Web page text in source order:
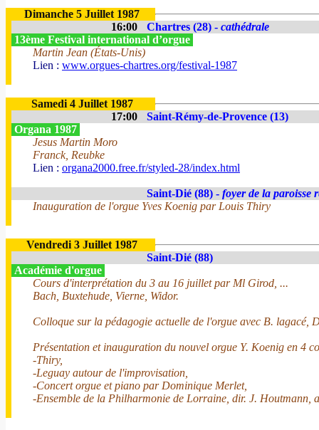
Dimanche 5 Juillet 1987
16:00
Chartres (28) - cathédrale
13ème Festival international d’orgue
Martin Jean (États-Unis)
Lien : www.orgues-chartres.org/festival-1987
Samedi 4 Juillet 1987
17:00
Saint-Rémy-de-Provence (13)
Organa 1987
Jesus Martin Moro
Franck, Reubke
Lien : organa2000.free.fr/styled-28/index.html
Saint-Dié (88) - foyer de la paroisse
Inauguration de l'orgue Yves Koenig par Louis Thiry
Vendredi 3 Juillet 1987
Saint-Dié (88)
Académie d'orgue
Cours d'interprétation du 3 au 16 juillet par Ml Girod, ...
Bach, Buxtehude, Vierne, Widor.
Colloque sur la pédagogie actuelle de l'orgue avec B. lagacé,
Présentation et inauguration du nouvel orgue Y. Koenig en 4
-Thiry,
-Leguay autour de l'improvisation,
-Concert orgue et piano par Dominique Merlet,
-Ensemble de la Philharmonie de Lorraine, dir. J. Houtmann,